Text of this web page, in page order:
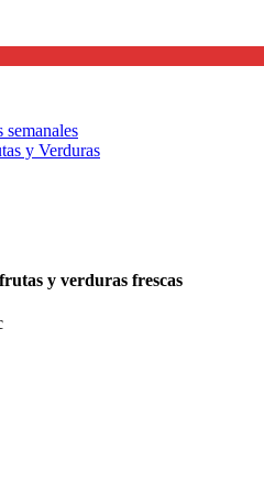
semanales
y Verduras
y verduras frescas